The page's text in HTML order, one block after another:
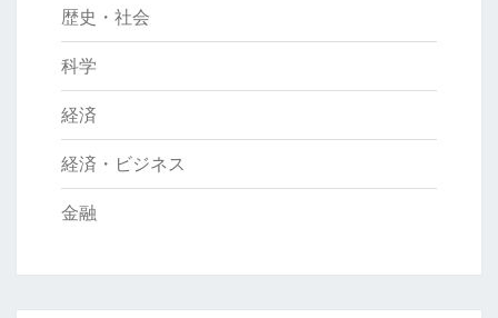
歴史・社会
科学
経済
経済・ビジネス
金融